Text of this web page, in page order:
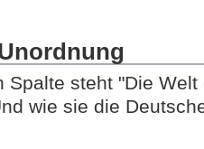
Spalte steht "Die
wie sie die